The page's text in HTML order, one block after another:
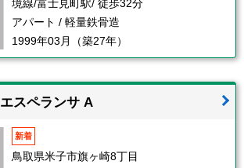
境線/富士見町駅/ 徒歩32分
アパート / 軽量鉄骨造
1999年03月（築27年）
エスペランサ A
新着
鳥取県米子市旗ヶ崎8丁目